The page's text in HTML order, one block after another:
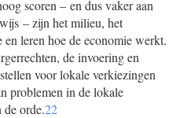
scoren – en dus vaker aan
– zijn het milieu, het
leren hoe de economie werkt.
de invoering en
voor lokale verkiezingen
problemen in de lokale
de orde.22